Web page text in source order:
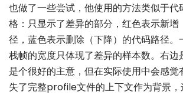
也做了一些尝试，他使用的方法类似于代
格：只显示了差异的部分，红色表示新增
径，蓝色表示删除（下降）的代码路径。
栈帧的宽度只体现了差异的样本数。右边
是个很好的主意，但在实际使用中会感
失了完整profile文件的上下文作为背景